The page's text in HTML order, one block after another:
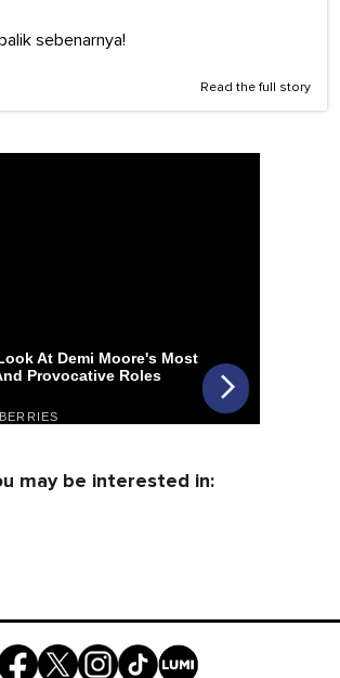
sebenarnya!
Read the full story
may be interested in: